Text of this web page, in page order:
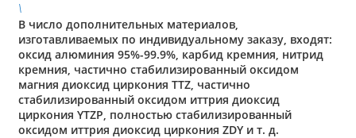
\
В число дополнительных материалов,
изготавливаемых по индивидуальному заказу, входят:
оксид алюминия 95%-99.9%, карбид кремния, нитрид
кремния, частично стабилизированный оксидом
магния диоксид циркония TTZ, частично
стабилизированный оксидом иттрия диоксид
циркония YTZP, полностью стабилизированный
оксидом иттрия диоксид циркония ZDY и т. д.